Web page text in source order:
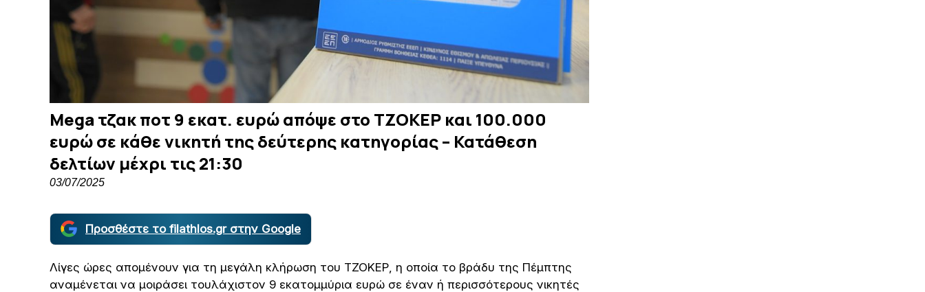
Mega τζακ ποτ 9 εκατ. ευρώ απόψε στο ΤΖΟΚΕΡ και 100.000
ευρώ σε κάθε νικητή της δεύτερης κατηγορίας – Κατάθεση
δελτίων μέχρι τις 21:30
03/07/2025
Προσθέστε το filathlos.gr στην Google
Λίγες ώρες απομένουν για τη μεγάλη κλήρωση του ΤΖΟΚΕΡ, η οποία το βράδυ της Πέμπτης
αναμένεται να μοιράσει τουλάχιστον 9 εκατομμύρια ευρώ σε έναν ή περισσότερους νικητές